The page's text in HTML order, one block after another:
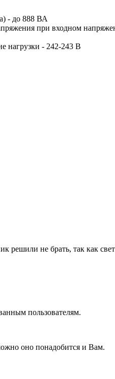
- до 888 ВА
при входном
нагрузки - 242-243 В
не брать, так как
пользователям.
оно понадобится и Вам.